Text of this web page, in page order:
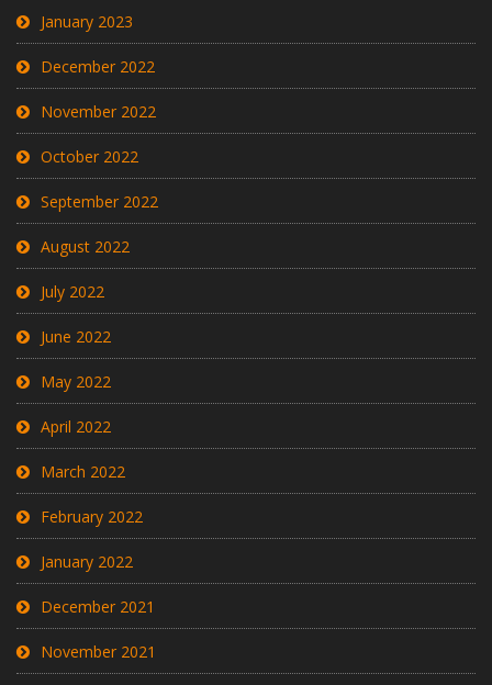
January 2023
December 2022
November 2022
October 2022
September 2022
August 2022
July 2022
June 2022
May 2022
April 2022
March 2022
February 2022
January 2022
December 2021
November 2021